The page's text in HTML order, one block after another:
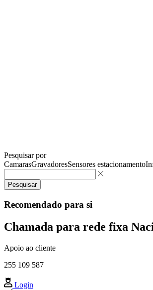
Pesquisar por
CamarasGravadoresSensores estacionamento
Pesquisar
Recomendado para si
Chamada para rede fixa
Apoio ao cliente
255 109 587
Login